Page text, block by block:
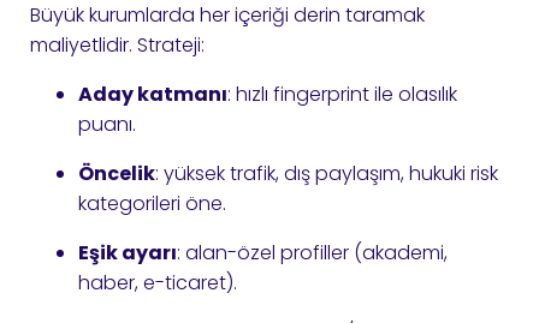
Büyük kurumlarda her içeriği derin taramak
maliyetlidir. Strateji:
Aday katmanı: hızlı fingerprint ile olasılık
puanı.
Öncelik: yüksek trafik, dış paylaşım, hukuki risk
kategorileri öne.
Eşik ayarı: alan-özel profiller (akademi,
haber, e-ticaret).